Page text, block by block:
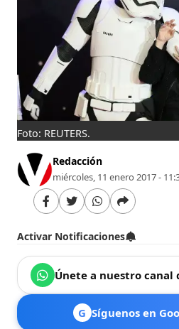
Foto: REUTERS.
Redacción
miércoles, 11 enero 2017 -
Activar Notificaciones
Únete a nuestro canal
G Síguenos en